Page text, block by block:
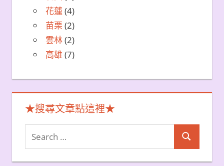
花蓮 (4)
苗栗 (2)
雲林(2)
高雄 (7)
★搜尋文章點這裡★
Search
for:
Search